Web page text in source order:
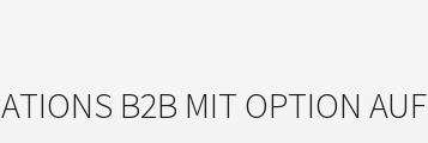
B2B MIT OPTION AUF